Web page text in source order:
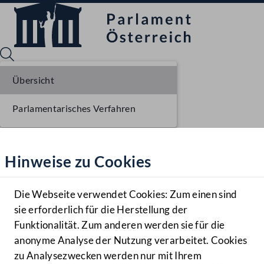
Hilfe
Benutzer
Navigationsmenü öffnen
MENÜ
Hinweise zu Cookies
Die Webseite verwendet Cookies: Zum einen sind
sie erforderlich für die Herstellung der
Funktionalität. Zum anderen werden sie für die
anonyme Analyse der Nutzung verarbeitet. Cookies
zu Analysezwecken werden nur mit Ihrem
Übersicht
Parlamentarisches Verfahren